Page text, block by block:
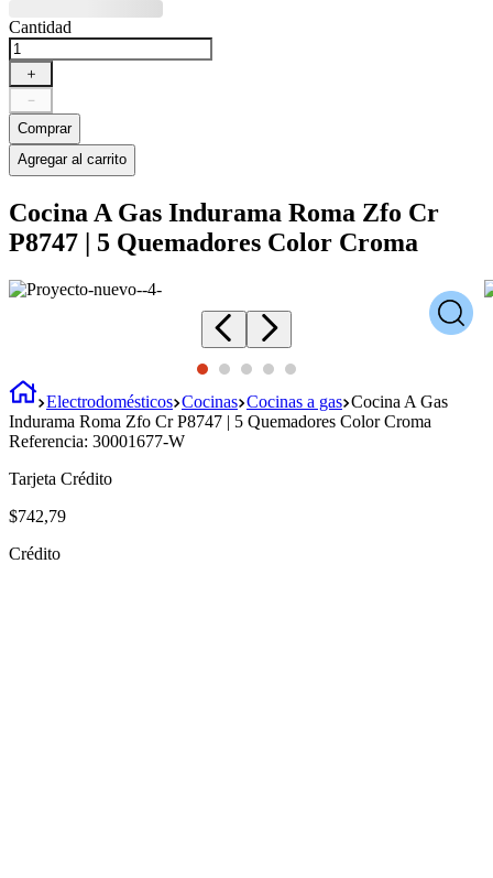
Cantidad
＋
－
Comprar
Agregar al carrito
Cocina A Gas Indurama Roma Zfo Cr
P8747 | 5 Quemadores Color Croma
Electrodomésticos Cocinas Cocinas a gas Cocina A Gas
Indurama Roma Zfo Cr P8747 | 5 Quemadores Color Croma
Referencia: 30001677-W
Tarjeta Crédito
$742,79
Crédito